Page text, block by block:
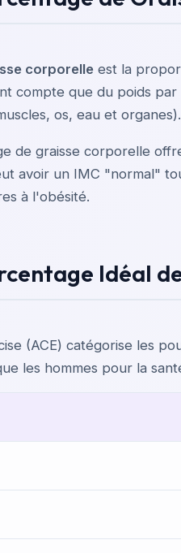
corporelle est la
compte que du poids
os, eau et organes).
de graisse corporelle
avoir un IMC "normal"
à l'obésité.
Idéal
(ACE) catégorise les
les hommes pour la